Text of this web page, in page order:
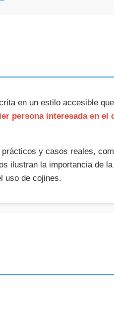
en un estilo accesible
persona interesada en el
y casos reales,
ilustran la importancia de la
uso de cojines.